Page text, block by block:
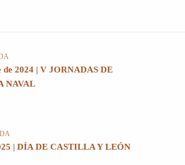
de 2024 | V JORNADAS DE
NAVAL
| DÍA DE CASTILLA Y LEÓN